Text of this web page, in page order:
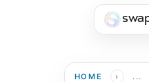
HOME › ...